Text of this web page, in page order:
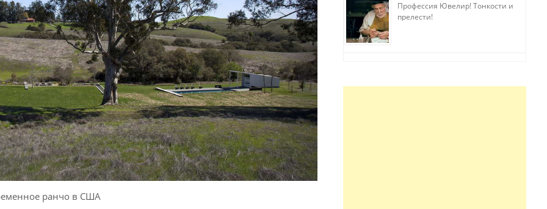
ранчо в США
Профессия Ювелир! Тонкости и
прелести!